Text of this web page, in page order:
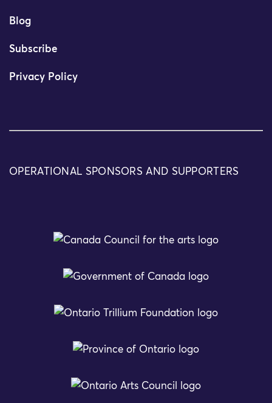
Blog
Subscribe
Privacy Policy
OPERATIONAL SPONSORS AND SUPPORTERS